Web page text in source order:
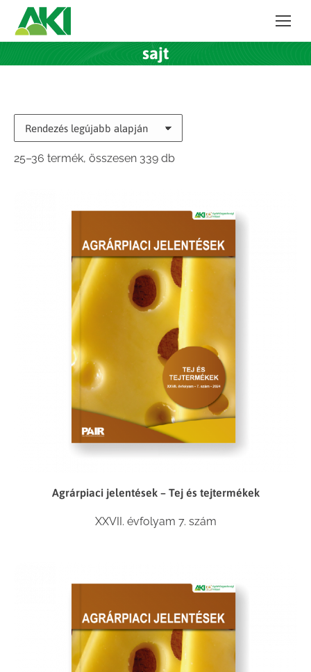
sajt
25–36 termék, összesen 339 dbSorted
Agrárpiaci jelentések – Tej és tejtermékek
XXVII. évfolyam 7. szám